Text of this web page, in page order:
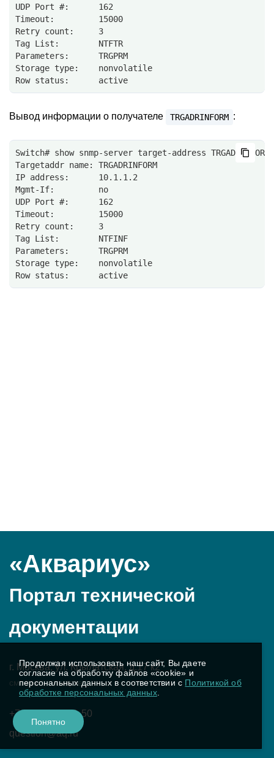
UDP Port #:      162
Timeout:         15000
Retry count:     3
Tag List:        NTFTR
Parameters:      TRGPRM
Storage type:    nonvolatile
Row status:      active
Вывод информации о получателе TRGADRINFORM :
Switch# show snmp-server target-address TRGADRINFORM
Targetaddr name: TRGADRINFORM
IP address:      10.1.1.2
Mgmt-If:         no
UDP Port #:      162
Timeout:         15000
Retry count:     3
Tag List:        NTFINF
Parameters:      TRGPRM
Storage type:    nonvolatile
Row status:      active
«Аквариус»
Портал технической
документации
г. Москва, ул. Крылатская, д.17 к2
смотреть на карте
+7 (495) 729-51-50
question@aq.ru
Продолжая использовать наш сайт, Вы даете
согласие на обработку файлов «cookie» и
персональных данных в соответствии с Политикой об
обработке персональных данных.
Понятно